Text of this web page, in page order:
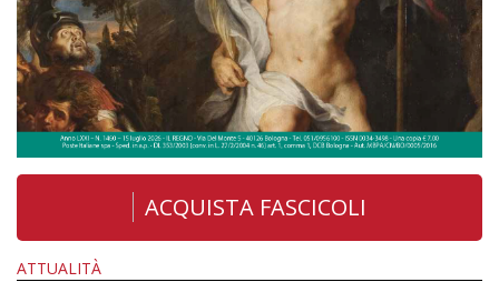
ACQUISTA FASCICOLI
ATTUALITÀ